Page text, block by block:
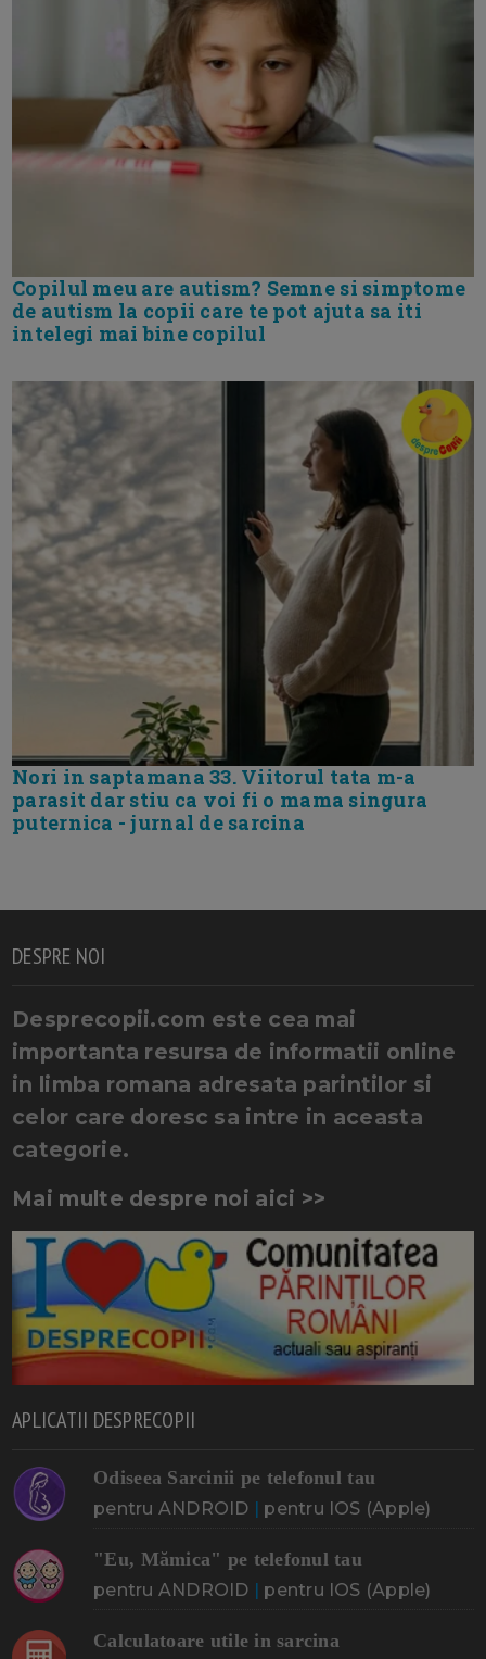
Copilul meu are autism? Semne si simptome
de autism la copii care te pot ajuta sa iti
intelegi mai bine copilul
Nori in saptamana 33. Viitorul tata m-a
parasit dar stiu ca voi fi o mama singura
puternica - jurnal de sarcina
DESPRE NOI
Desprecopii.com este cea mai
importanta resursa de informatii online
in limba romana adresata parintilor si
celor care doresc sa intre in aceasta
categorie.
Mai multe despre noi aici >>
APLICATII DESPRECOPII
Odiseea Sarcinii pe telefonul tau
pentru ANDROID | pentru IOS (Apple)
"Eu, Mămica" pe telefonul tau
pentru ANDROID | pentru IOS (Apple)
Calculatoare utile in sarcina